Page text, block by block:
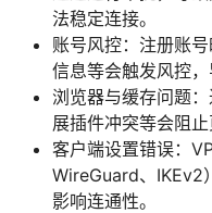
法稳定连接。
账号风控：注册账
信息等会触发风控，
浏览器与缓存问题
展插件冲突等会阻止
客户端设置错误：
WireGuard、IKEv2
影响连通性。